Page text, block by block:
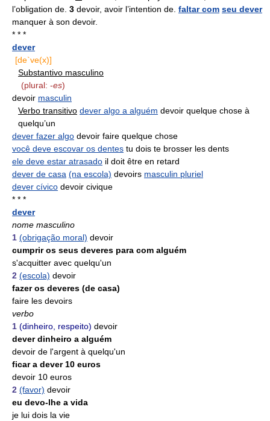
l’obligation de. 3 devoir, avoir l’intention de. faltar com seu dever
manquer à son devoir.
* * *
dever
[de`ve(x)]
Substantivo masculino
(plural: -es)
devoir masculin
Verbo transitivo dever algo a alguém devoir quelque chose à
quelqu’un
dever fazer algo devoir faire quelque chose
você deve escovar os dentes tu dois te brosser les dents
ele deve estar atrasado il doit être en retard
dever de casa (na escola) devoirs masculin pluriel
dever cívico devoir civique
* * *
dever
nome masculino
1 (obrigação moral) devoir
cumprir os seus deveres para com alguém
s'acquitter avec quelqu'un
2 (escola) devoir
fazer os deveres (de casa)
faire les devoirs
verbo
1 (dinheiro, respeito) devoir
dever dinheiro a alguém
devoir de l'argent à quelqu'un
ficar a dever 10 euros
devoir 10 euros
2 (favor) devoir
eu devo-lhe a vida
je lui dois la vie